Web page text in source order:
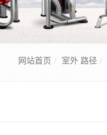
网站首页 室外 路径